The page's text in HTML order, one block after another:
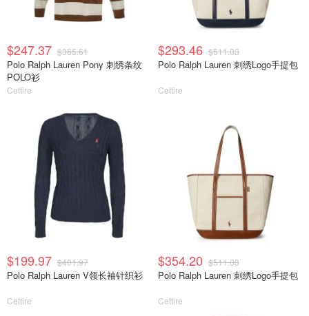
$247.37 $365.61
Polo Ralph Lauren Pony 刺绣条纹
POLO衫
Cettire
$293.46 $511.03
Polo Ralph Lauren 刺绣Logo手提包
Cettire
$199.97 $401.97
Polo Ralph Lauren V领长袖针织衫
Cettire
$354.20 $511.03
Polo Ralph Lauren 刺绣Logo手提包
Cettire